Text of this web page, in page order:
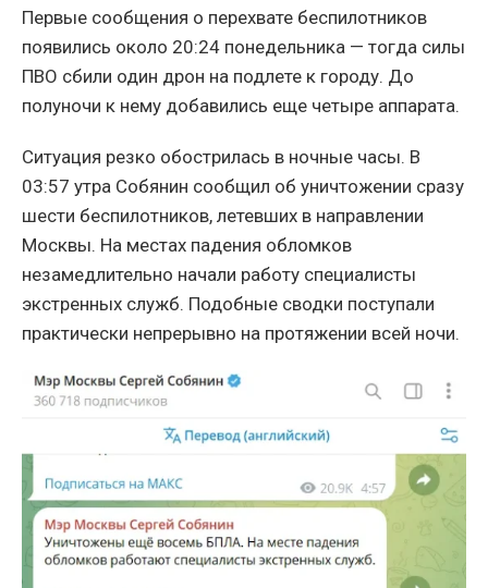
Первые сообщения о перехвате беспилотников
появились около 20:24 понедельника — тогда силы
ПВО сбили один дрон на подлете к городу. До
полуночи к нему добавились еще четыре аппарата.
Ситуация резко обострилась в ночные часы. В
03:57 утра Собянин сообщил об уничтожении сразу
шести беспилотников, летевших в направлении
Москвы. На местах падения обломков
незамедлительно начали работу специалисты
экстренных служб. Подобные сводки поступали
практически непрерывно на протяжении всей ночи.